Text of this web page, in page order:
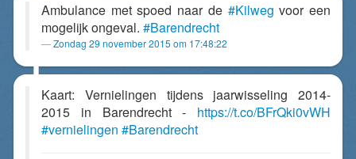
Ambulance met spoed naar de #Kilweg voor een
mogelijk ongeval. #Barendrecht
Zondag 29 november 2015 om 17:48:22
Kaart: Vernielingen tijdens jaarwisseling 2014-
2015 in Barendrecht - https://t.co/BFrQki0vWH
#vernielingen #Barendrecht